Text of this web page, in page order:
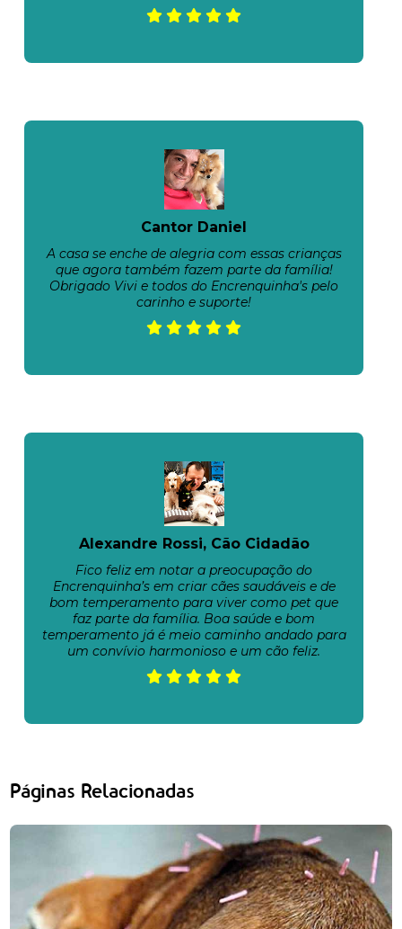
Cantor Daniel
A casa se enche de alegria com essas crianças
que agora também fazem parte da família!
Obrigado Vivi e todos do Encrenquinha's pelo
carinho e suporte!
Alexandre Rossi, Cão Cidadão
Fico feliz em notar a preocupação do
Encrenquinha’s em criar cães saudáveis e de
bom temperamento para viver como pet que
faz parte da família. Boa saúde e bom
temperamento já é meio caminho andado para
um convívio harmonioso e um cão feliz.
Páginas Relacionadas